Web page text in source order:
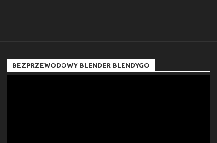
BEZPRZEWODOWY BLENDER BLENDYGO